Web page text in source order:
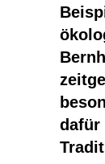
dafür